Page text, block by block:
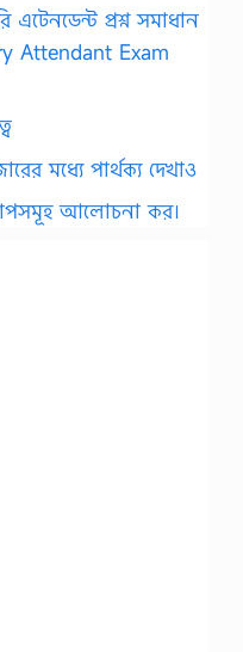
প্রশ্ন সমাধান
Attendant Exam
মধ্যে পার্থক্য দেখাও
ধাপসমূহ আলোচনা কর।